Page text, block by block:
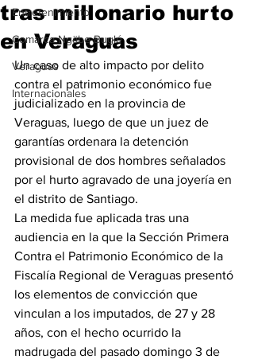
Entretenimiento
Comarca Ngäbe-Buglé
Veraguas
Internacionales
tras millonario hurto
en Veraguas
Un caso de alto impacto por delito
contra el patrimonio económico fue
judicializado en la provincia de
Veraguas, luego de que un juez de
garantías ordenara la detención
provisional de dos hombres señalados
por el hurto agravado de una joyería en
el distrito de Santiago.
La medida fue aplicada tras una
audiencia en la que la Sección Primera
Contra el Patrimonio Económico de la
Fiscalía Regional de Veraguas presentó
los elementos de convicción que
vinculan a los imputados, de 27 y 28
años, con el hecho ocurrido la
madrugada del pasado domingo 3 de